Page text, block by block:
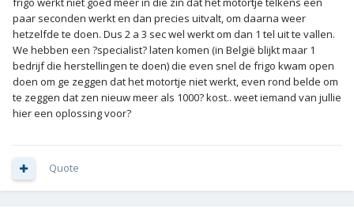
paar seconden werkt en dan precies uitvalt, om daarna weer
hetzelfde te doen. Dus 2 a 3 sec wel werkt om dan 1 tel uit te vallen.
We hebben een ?specialist? laten komen (in België blijkt maar 1
bedrijf die herstellingen te doen) die even snel de frigo kwam open
doen om ge zeggen dat het motortje niet werkt, even rond belde om
te zeggen dat zen nieuw meer als 1000? kost.. weet iemand van jullie
hier een oplossing voor?
Quote